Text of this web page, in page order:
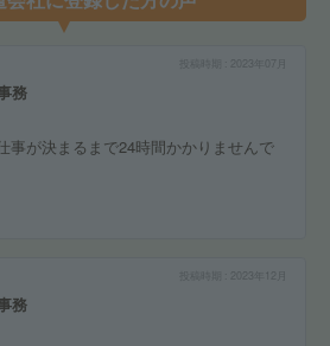
務
事が決まるまで24時間かかりませんで
2023年12月
務